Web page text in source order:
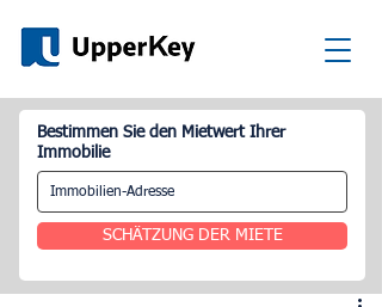
Bestimmen Sie den Mietwert Ihrer
Immobilie
SCHÄTZUNG DER MIETE